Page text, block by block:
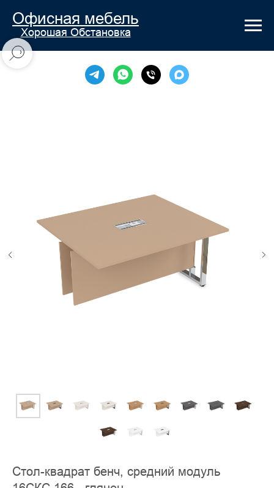
Офисная мебель
Хорошая Обстановка
Стол-квадрат бенч, средний модуль